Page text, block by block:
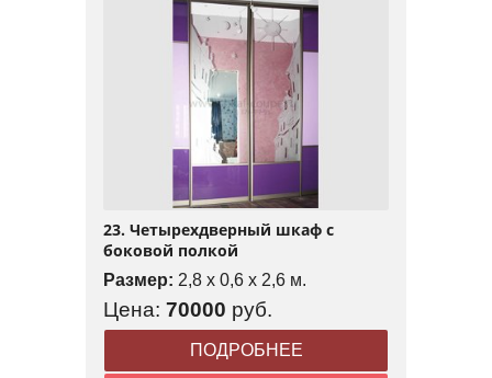
23. Четырехдверный шкаф с
боковой полкой
Размер: 2,8 x 0,6 x 2,6 м.
Цена: 70000 руб.
ПОДРОБНЕЕ